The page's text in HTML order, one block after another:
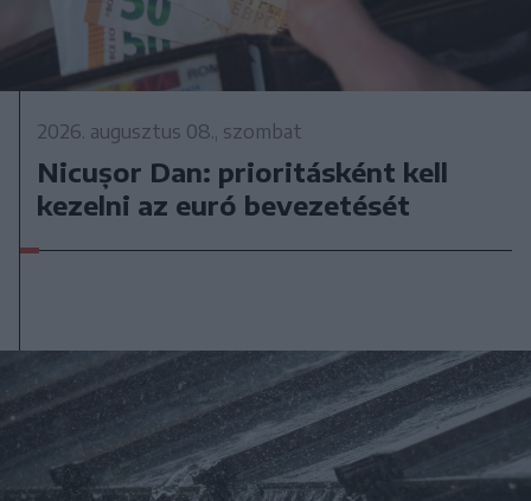
2026. augusztus 08., szombat
Nicușor Dan: prioritásként kell
kezelni az euró bevezetését